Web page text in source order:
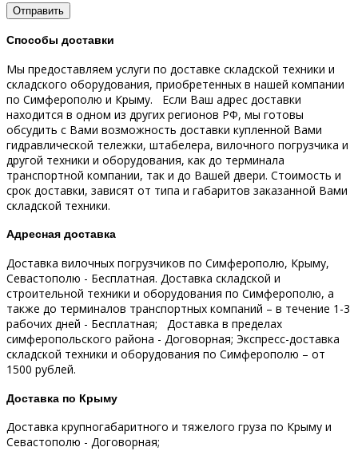
Способы доставки
Мы предоставляем услуги по доставке складской техники и
складского оборудования, приобретенных в нашей компании
по Симферополю и Крыму.
Если Ваш адрес доставки
находится в одном из других регионов РФ, мы готовы
обсудить с Вами возможность доставки купленной Вами
гидравлической тележки, штабелера, вилочного погрузчика и
другой техники и оборудования, как до терминала
транспортной компании, так и до Вашей двери. Стоимость и
срок доставки, зависят от типа и габаритов заказанной Вами
складской техники.
Адресная доставка
Доставка вилочных погрузчиков по Симферополю, Крыму,
Севастополю - Бесплатная. Доставка складской и
строительной техники и оборудования по Симферополю, а
также до терминалов транспортных компаний – в течение 1-3
рабочих дней - Бесплатная; Доставка в пределах
симферопольского района - Договорная; Экспресс-доставка
складской техники и оборудования по Симферополю – от
1500 рублей.
Доставка по Крыму
Доставка крупногабаритного и тяжелого груза по Крыму и
Севастополю - Договорная;